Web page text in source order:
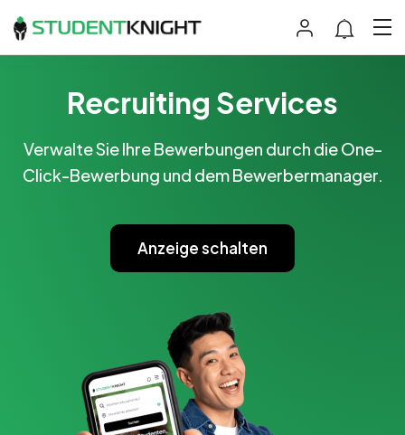
Recruiting Services
Verwalte Sie Ihre Bewerbungen durch die One-
Click-Bewerbung und dem Bewerbermanager.
Anzeige schalten